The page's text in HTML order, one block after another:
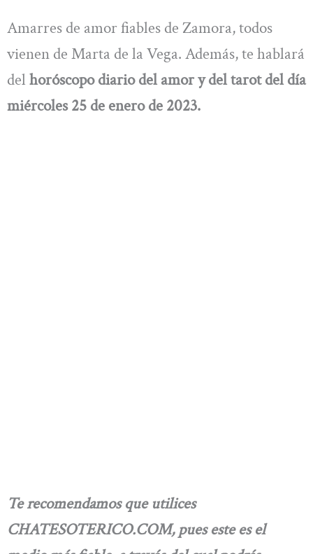
Amarres de amor fiables de Zamora, todos
vienen de Marta de la Vega. Además, te hablará
del horóscopo diario del amor y del tarot del día
miércoles 25 de enero de 2023.
Te recomendamos que utilices
CHATESOTERICO.COM, pues este es el